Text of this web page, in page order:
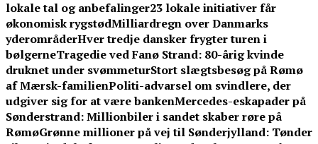
lokale tal og anbefalinger23 lokale initiativer får
økonomisk rygstødMilliardregn over Danmarks
yderområderHver tredje dansker frygter turen i
bølgerneTragedie ved Fanø Strand: 80-årig kvinde
druknet under svømmeturStort slægtsbesøg på Rømø
af Mærsk-familienPoliti-advarsel om svindlere, der
udgiver sig for at være bankenMercedes-eskapader på
Sønderstrand: Millionbiler i sandet skaber røre på
RømøGrønne millioner på vej til Sønderjylland: Tønder